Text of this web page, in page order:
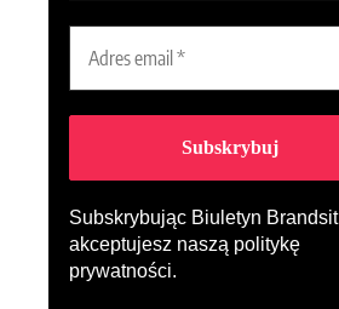
Subskrybując Biuletyn Brandsit
akceptujesz naszą politykę
prywatności.